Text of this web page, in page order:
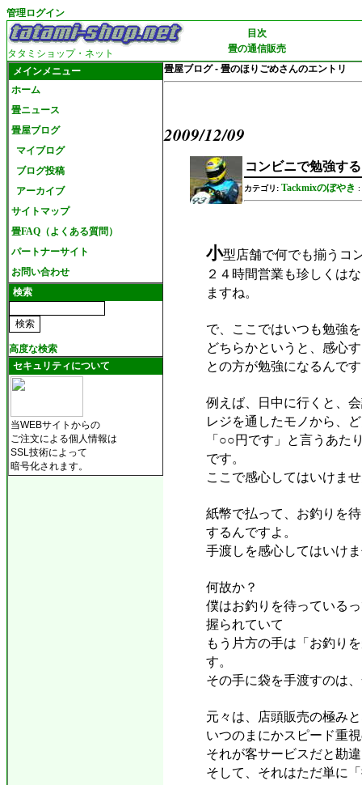
管理ログイン
タタミショップ・ネット
目次
畳の通信販売
メインメニュー
ホーム
畳ニュース
畳屋ブログ
マイブログ
ブログ投稿
アーカイブ
サイトマップ
畳FAQ（よくある質問）
パートナーサイト
お問い合わせ
検索
高度な検索
セキュリティについて
当WEBサイトからの
ご注文による個人情報は
SSL技術によって
暗号化されます。
畳屋ブログ - 畳のほりごめさんのエントリ
2009/12/09
コンビニで勉強する
カテゴリ: Tackmixのぼやき :
小型店舗で何でも揃うコ
２４時間営業も珍しくは
ますね。
で、ここではいつも勉強
どちらかというと、感心
との方が勉強になるんで
例えば、日中に行くと、
レジを通したモノから、
「○○円です」と言うあた
です。
ここで感心してはいけま
紙幣で払って、お釣りを
するんですよ。
手渡しを感心してはいけ
何故か？
僕はお釣りを待っている
握られていて
もう片方の手は「お釣り
す。
その手に袋を手渡すのは
元々は、店頭販売の極み
いつのまにかスピード重
それが客サービスだと勘
そして、それはただ単に